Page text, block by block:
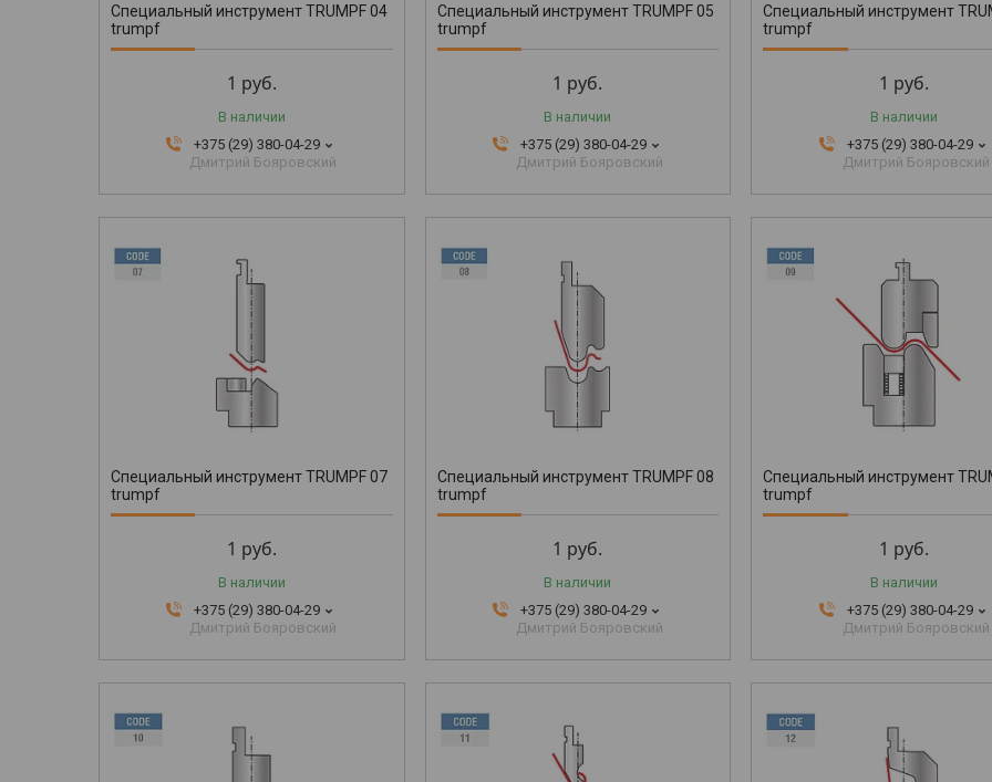
Специальный инструмент TRUMPF 04
trumpf
1 руб.
В наличии
+375 (29) 380-04-29
Дмитрий Бояровский
Специальный инструмент TRUMPF 05
trumpf
1 руб.
В наличии
+375 (29) 380-04-29
Дмитрий Бояровский
Специальный инструмент
trumpf
1 руб.
В наличии
+375 (29) 380-04-29
Дмитрий Бояровский
Специальный инструмент TRUMPF 07
trumpf
1 руб.
В наличии
+375 (29) 380-04-29
Дмитрий Бояровский
Специальный инструмент TRUMPF 08
trumpf
1 руб.
В наличии
+375 (29) 380-04-29
Дмитрий Бояровский
Специальный инструмент
trumpf
1 руб.
В наличии
+375 (29) 380-04-29
Дмитрий Бояровский